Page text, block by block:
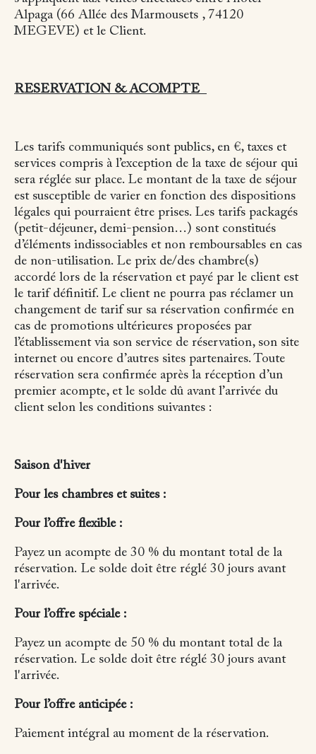
Alpaga (66 Allée des Marmousets , 74120
MEGEVE) et le Client.
RESERVATION & ACOMPTE
Les tarifs communiqués sont publics, en €, taxes et
services compris à l’exception de la taxe de séjour qui
sera réglée sur place. Le montant de la taxe de séjour
est susceptible de varier en fonction des dispositions
légales qui pourraient être prises. Les tarifs packagés
(petit-déjeuner, demi-pension…) sont constitués
d’éléments indissociables et non remboursables en cas
de non-utilisation. Le prix de/des chambre(s)
accordé lors de la réservation et payé par le client est
le tarif définitif. Le client ne pourra pas réclamer un
changement de tarif sur sa réservation confirmée en
cas de promotions ultérieures proposées par
l’établissement via son service de réservation, son site
internet ou encore d’autres sites partenaires. Toute
réservation sera confirmée après la réception d’un
premier acompte, et le solde dû avant l’arrivée du
client selon les conditions suivantes :
Saison d'hiver
Pour les chambres et suites :
Pour l’offre flexible :
Payez un acompte de 30 % du montant total de la
réservation. Le solde doit être réglé 30 jours avant
l'arrivée.
Pour l’offre spéciale :
Payez un acompte de 50 % du montant total de la
réservation. Le solde doit être réglé 30 jours avant
l'arrivée.
Pour l’offre anticipée :
Paiement intégral au moment de la réservation.